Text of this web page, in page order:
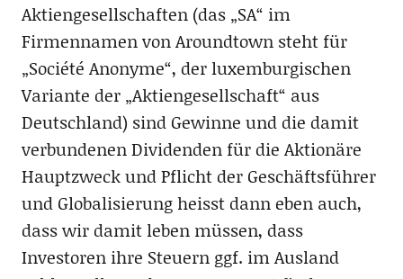
Aktiengesellschaften (das „SA“ im
Firmennamen von Aroundtown steht für
„Société Anonyme“, der luxemburgischen
Variante der „Aktiengesellschaft“ aus
Deutschland) sind Gewinne und die damit
verbundenen Dividenden für die Aktionäre
Hauptzweck und Pflicht der Geschäftsführer
und Globalisierung heisst dann eben auch,
dass wir damit leben müssen, dass
Investoren ihre Steuern ggf. im Ausland